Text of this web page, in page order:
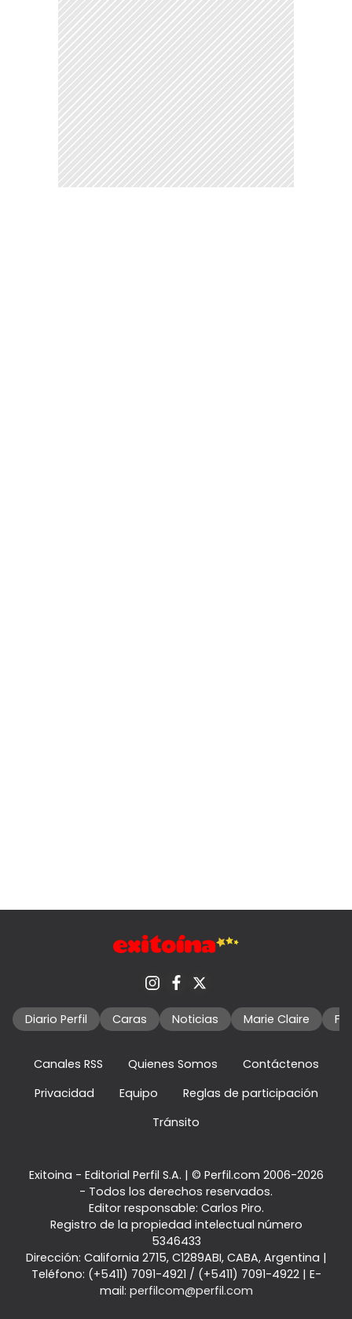
Diario Perfil Caras Noticias Marie Claire
Canales RSS Quienes Somos
Contáctenos
Privacidad
Equipo
Reglas de participación
Tránsito
Exitoina - Editorial Perfil S.A. | © Perfil.com 2006-2026
- Todos los derechos reservados.
Editor responsable: Carlos Piro.
Registro de la propiedad intelectual número
5346433
Dirección: California 2715, C1289ABI, CABA, Argentina |
Teléfono: (+5411) 7091-4921 / (+5411) 7091-4922| E-
mail: perfilcom@perfil.com